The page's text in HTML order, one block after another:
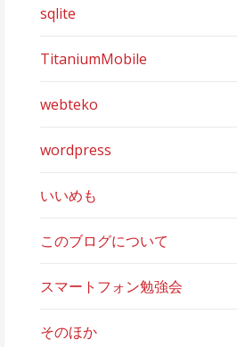
sqlite
TitaniumMobile
webteko
wordpress
いいめも
このブログについて
スマートフォン勉強会
そのほか